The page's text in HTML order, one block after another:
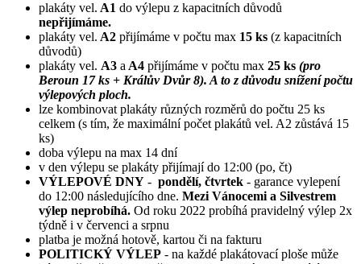
plakáty vel. A1 do výlepu z kapacitních důvodů
nepřijímáme.
plakáty vel. A2 přijímáme v počtu max 15 ks (z kapacitních
důvodů)
plakáty vel. A3 a A4 přijímáme v počtu max 25 ks (pro
Beroun 17 ks + Králův Dvůr 8). A to z důvodu snížení počtu
výlepových ploch.
lze kombinovat plakáty různých rozměrů do počtu 25 ks
celkem (s tím, že maximální počet plakátů vel. A2 zůstává 15
ks)
doba výlepu na max 14 dní
v den výlepu se plakáty přijímají do 12:00 (po, čt)
VÝLEPOVÉ DNY - pondělí, čtvrtek - garance vylepení
do 12:00 následujícího dne. Mezi Vánocemi a Silvestrem
výlep neprobíhá. Od roku 2022 probíhá pravidelný výlep 2x
týdně i v červenci a srpnu
platba je možná hotově, kartou či na fakturu
POLITICKÝ VÝLEP - na každé plakátovací ploše může